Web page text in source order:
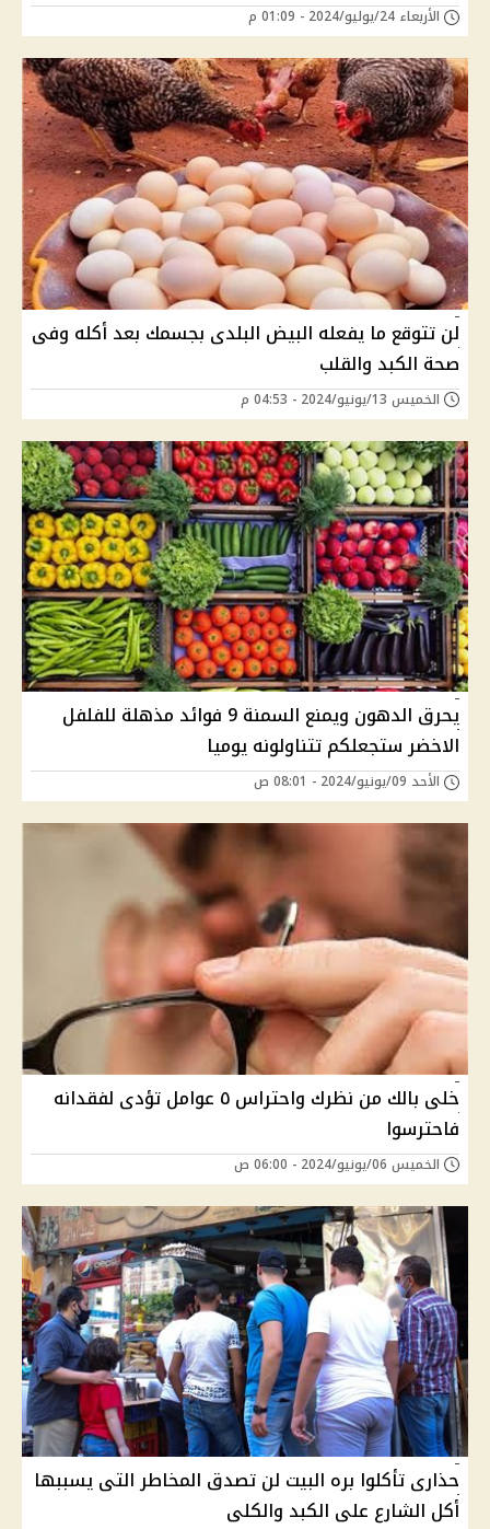
الأربعاء 24/يوليو/2024 - 01:09 م
لن تتوقع ما يفعله البيض البلدى بجسمك بعد أكله وفى
صحة الكبد والقلب
الخميس 13/يونيو/2024 - 04:53 م
يحرق الدهون ويمنع السمنة 9 فوائد مذهلة للفلفل
الاخضر ستجعلكم تتناولونه يوميا
الأحد 09/يونيو/2024 - 08:01 ص
خلى بالك من نظرك واحتراس ٥ عوامل تؤدى لفقدانه
فاحترسوا
الخميس 06/يونيو/2024 - 06:00 ص
حذارى تأكلوا بره البيت لن تصدق المخاطر التى يسببها
أكل الشارع على الكبد والكلى